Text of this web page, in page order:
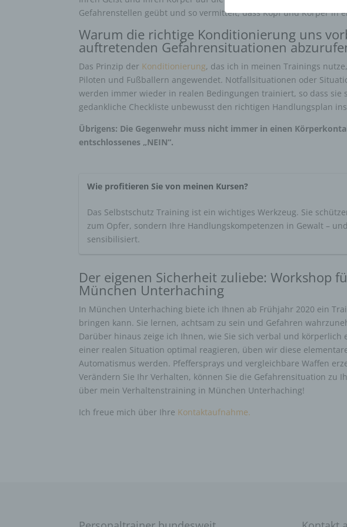
Gefahrenstellen geübt und so vermittelt, dass Kopf und Körper in
Warum die richtige Konditionierung uns
auftretenden Gefahrensituationen
Das Prinzip der Konditionierung, das ich in meinen Trainings
Piloten und Fußballern angewendet. Notfallsituationen oder
werden immer wieder in realen Bedingungen trainiert, so dass
gedankliche Checkliste unbewusst den richtigen Handlungsplan
Übrigens: Die Gegenwehr muss nicht immer in einen
entschlossenes „NEIN“.
Wie profitieren Sie von meinen Kursen?
Das Selbstschutz Training ist ein wichtiges Werkzeug. Sie
zum Opfer, sondern Ihre Handlungskompetenzen in Gewalt –
sensibilisiert.
Der eigenen Sicherheit zuliebe: Workshop
München Unterhaching
In München Unterhaching biete ich Ihnen ab Frühjahr 2020 ein
bringen kann. Sie lernen, achtsam zu sein und Gefahren
Darüber hinaus zeige ich Ihnen, wie Sie sich verbal und körperlich
einer realen Situation optimal reagieren, üben wir diese
Automatismus werden. Pfeffersprays und vergleichbare Waffen
Verändern Sie Ihr Verhalten, können Sie die Gefahrensituation zu
über mein Verhaltenstraining in München Unterhaching!
Ich freue mich über Ihre Kontaktaufnahme.